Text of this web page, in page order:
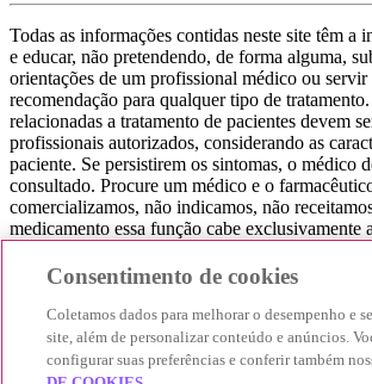
Todas as informações contidas neste site têm a
e educar, não pretendendo, de forma alguma,
orientações de um profissional médico ou servir
recomendação para qualquer tipo de
relacionadas a tratamento de pacientes devem
profissionais autorizados, considerando as
paciente. Se persistirem os sintomas, o médico
consultado. Procure um médico e o
comercializamos, não indicamos, não
medicamento essa função cabe exclusivamente
consultar seu médico. Não somos uma loja ou
que você encontre o preço mais barato,
produtos farmacêuticos. Contribuímos e damos
experiência seja bem-sucedida, mas a
acontece nos sites das nossas lojas parceiras.
Consentimento de cookies
Coletamos dados para melhorar o desempenho e
site, além de personalizar conteúdo e anúncios.
configurar suas preferências e conferir também